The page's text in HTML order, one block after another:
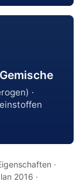
·
·
2016 ·